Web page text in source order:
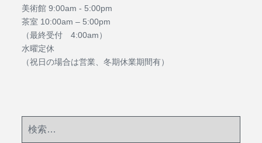
美術館 9:00am ‐ 5:00pm
茶室 10:00am – 5:00pm
（最終受付 4:00am）
水曜定休
（祝日の場合は営業、冬期休業期間有）
検
索: